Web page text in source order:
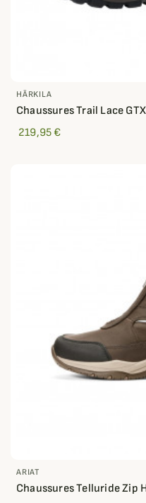
HÄRKILA
Chaussures Trail Lace
219,95 €
ARIAT
Chaussures Telluride Zip